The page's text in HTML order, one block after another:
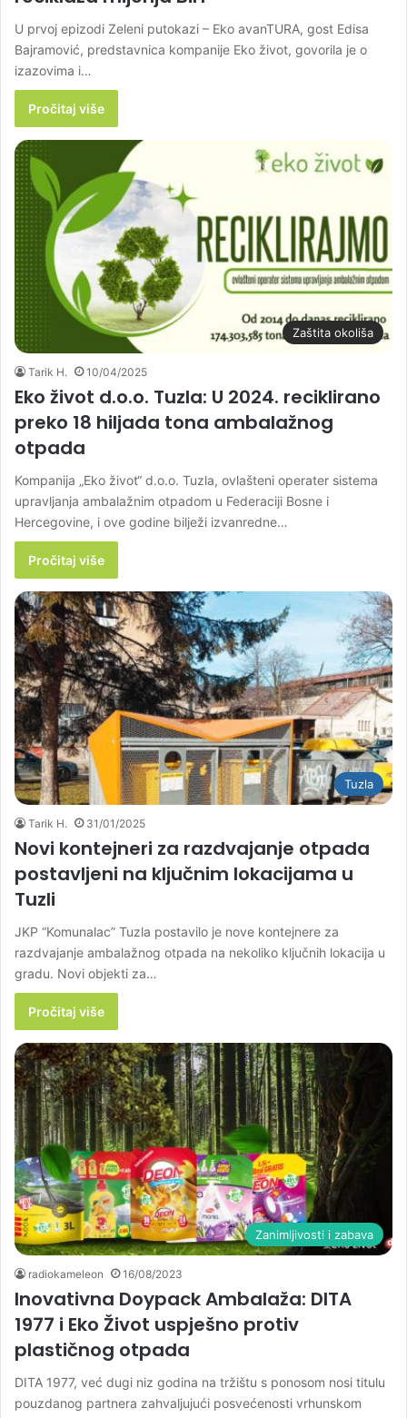
U prvoj epizodi Zeleni putokazi – Eko avanTURA, gost Edisa
Bajramović, predstavnica kompanije Eko život, govorila je o
izazovima i…
Pročitaj više
Zaštita okoliša
Tarik H. 10/04/2025
Eko život d.o.o. Tuzla: U 2024. reciklirano
preko 18 hiljada tona ambalažnog
otpada
Kompanija „Eko život“ d.o.o. Tuzla, ovlašteni operater sistema
upravljanja ambalažnim otpadom u Federaciji Bosne i
Hercegovine, i ove godine bilježi izvanredne…
Pročitaj više
Tuzla
Tarik H. 31/01/2025
Novi kontejneri za razdvajanje otpada
postavljeni na ključnim lokacijama u
Tuzli
JKP “Komunalac” Tuzla postavilo je nove kontejnere za
razdvajanje ambalažnog otpada na nekoliko ključnih lokacija u
gradu. Novi objekti za…
Pročitaj više
Zanimljivosti i zabava
radiokameleon 16/08/2023
Inovativna Doypack Ambalaža: DITA
1977 i Eko Život uspješno protiv
plastičnog otpada
DITA 1977, već dugi niz godina na tržištu s ponosom nosi titulu
pouzdanog partnera zahvaljujući posvećenosti vrhunskom